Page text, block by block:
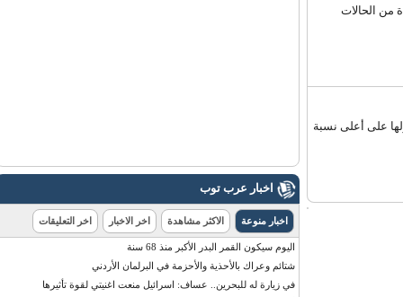
الحالات
على أعلى نسبة
اخبار عرب توب
اخبار منوعة الاكثر مشاهدة اخر الاخبار اخر التعليقات
اليوم سيكون القمر البدر الأكبر منذ 68 سنة
شتائم وعراك بالأحذية والأحزمة في البرلمان الأردني
في زيارة له للبحرين.. عساف: اسرائيل منعت اغنيتي لقوة تأثيرها